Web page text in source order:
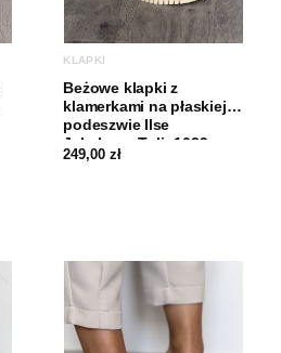
KLAPKI
Beżowe klapki z
klamerkami na płaskiej
podeszwie Ilse
Jakobsen Tulip1039
249,00zł